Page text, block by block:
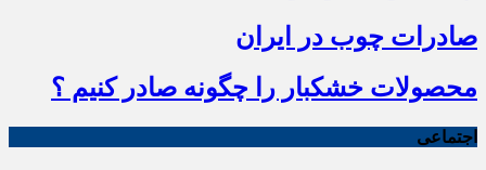
صادرات چوب در ایران
محصولات خشکبار را چگونه صادر کنیم ؟
اجتماعی